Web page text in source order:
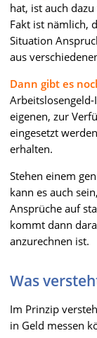
hat, ist auch
Fakt ist nämlich,
Situation
aus
Dann gibt es
eigenen, zur
eingesetzt
erhalten.
Stehen einem
kann es auch
Ansprüche auf
kommt dann
anzurechnen ist.
Was
Im Prinzip
in Geld messen